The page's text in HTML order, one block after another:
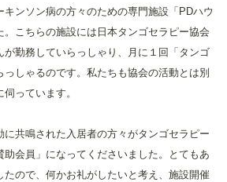
ンソン病の方々のための専門施設「 PDハウ
。こちらの施設には日本タンゴセラピー協会
が勤務していらっしゃり、月に１回「タンゴ
しゃるのです。私たちも協会の活動とは別
っています。
に共鳴された入居者の方々がタンゴセラピー
会員」になってくださいました。とてもあ
たので、何かお礼がしたいと考え、施設開催